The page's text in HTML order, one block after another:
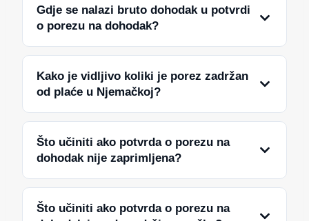
Gdje se nalazi bruto dohodak u potvrdi
o porezu na dohodak?
Kako je vidljivo koliki je porez zadržan
od plaće u Njemačkoj?
Što učiniti ako potvrda o porezu na
dohodak nije zaprimljena?
Što učiniti ako potvrda o porezu na